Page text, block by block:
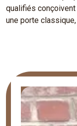
qualifiés
une porte